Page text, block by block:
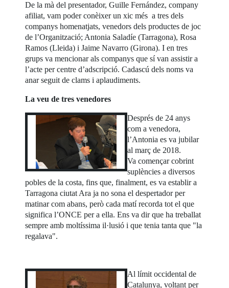
De la mà del presentador, Guille Fernández, company
afiliat, vam poder conèixer un xic més a tres dels
companys homenatjats, venedors dels productes de joc
de l’Organització; Antonia Saladíe (Tarragona), Rosa
Ramos (Lleida) i Jaime Navarro (Girona). I en tres
grups va mencionar als companys que sí van assistir a
l’acte per centre d’adscripció. Cadascú dels noms va
anar seguit de clams i aplaudiments.
La veu de tres venedores
Després de 24 anys
com a venedora,
l’Antonia es va jubilar
al març de 2018.
Va començar cobrint
suplències a diversos
pobles de la costa, fins que, finalment, es va establir a
Tarragona ciutat Ara ja no sona el despertador per
matinar com abans, però cada matí recorda tot el que
significa l’ONCE per a ella. Ens va dir que ha treballat
sempre amb moltíssima il·lusió i que tenia tanta que "la
regalava".
Al límit occidental de
Catalunya, voltant per